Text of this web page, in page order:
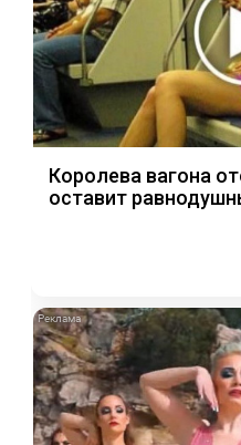
Королева вагона
оставит